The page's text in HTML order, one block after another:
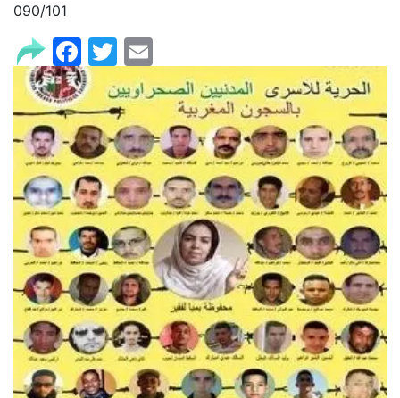
090/101
Facebook
Twitter